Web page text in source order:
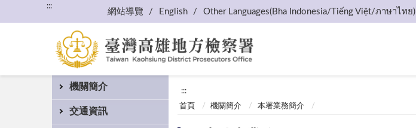
:::
網站導覽 English Other Languages(Bha Indonesia/Tiếng Việt/ภาษาไทย)
機關簡介
交通資訊
:::
首頁 機關簡介 本署業務簡介